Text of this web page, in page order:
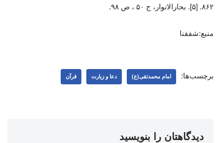
۸۶۲. [۵]. بحارالانوار، ج ۵۰ ، ص ۹۸.
منبع:شفقنا
برچسب‌ها: امام محمدتقی(ع) دعا و زیارت قرآن
دیدگاهتان را بنویسید